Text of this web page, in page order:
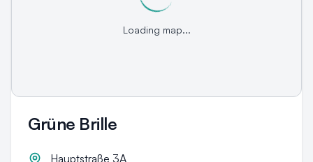
Loading map...
Grüne Brille
Hauptstraße 3A